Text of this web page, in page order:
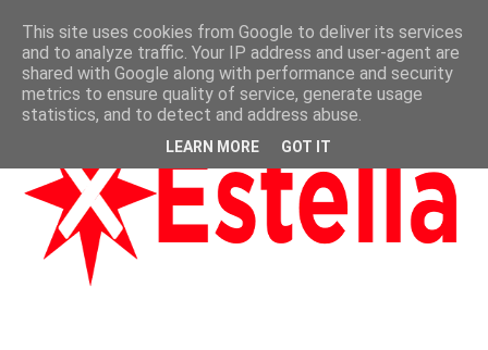
This site uses cookies from Google to deliver its services
and to analyze traffic. Your IP address and user-agent are
shared with Google along with performance and security
metrics to ensure quality of service, generate usage
statistics, and to detect and address abuse.
LEARN MORE GOT IT